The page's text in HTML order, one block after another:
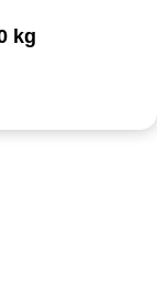
kg